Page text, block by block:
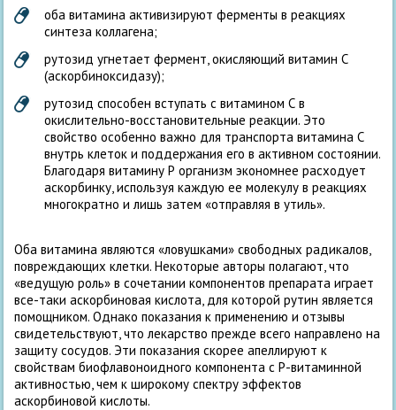
оба витамина активизируют ферменты в реакциях
синтеза коллагена;
рутозид угнетает фермент, окисляющий витамин С
(аскорбиноксидазу);
рутозид способен вступать с витамином С в
окислительно-восстановительные реакции. Это
свойство особенно важно для транспорта витамина С
внутрь клеток и поддержания его в активном состоянии.
Благодаря витамину Р организм экономнее расходует
аскорбинку, используя каждую ее молекулу в реакциях
многократно и лишь затем «отправляя в утиль».
Оба витамина являются «ловушками» свободных радикалов,
повреждающих клетки. Некоторые авторы полагают, что
«ведущую роль» в сочетании компонентов препарата играет
все-таки аскорбиновая кислота, для которой рутин является
помощником. Однако показания к применению и отзывы
свидетельствуют, что лекарство прежде всего направлено на
защиту сосудов. Эти показания скорее апеллируют к
свойствам биофлавоноидного компонента с Р-витаминной
активностью, чем к широкому спектру эффектов
аскорбиновой кислоты.